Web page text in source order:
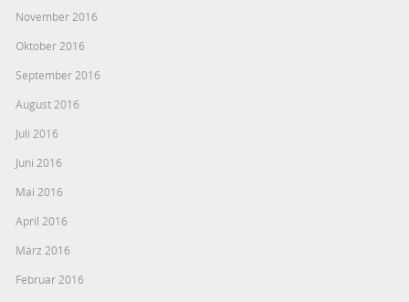
November 2016
Oktober 2016
September 2016
August 2016
Juli 2016
Juni 2016
Mai 2016
April 2016
März 2016
Februar 2016